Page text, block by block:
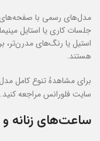
مدل‌های رسمی با صفحه‌های
جلسات کاری یا استایل
استیل یا رنگ‌های مدرن‌تر،
هستند.
برای مشاهدهٔ تنوع کامل
سایت فلورانس مراجعه کنید.
ساعت‌های زنانه و